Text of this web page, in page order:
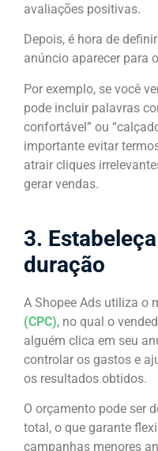
avaliações positivas.
Depois, é hora de
anúncio aparecer para
Por exemplo, se você
pode incluir palavras
confortável” ou
importante evitar
atrair cliques
gerar vendas.
3.
duração
A Shopee Ads utiliza o
(CPC), no qual o
alguém clica em seu
controlar os gastos e
os resultados obtidos.
O orçamento pode ser
total, o que garante
campanhas menores